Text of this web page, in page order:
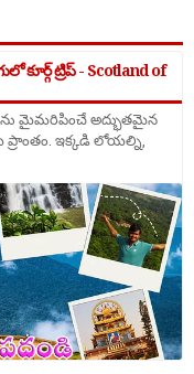
కూర్గ్ ట్రిప్ - Scotland of
మైమరిపించే అద్భుతమైన
ప్రాంతం. ఇక్కడి లోయల్ని,